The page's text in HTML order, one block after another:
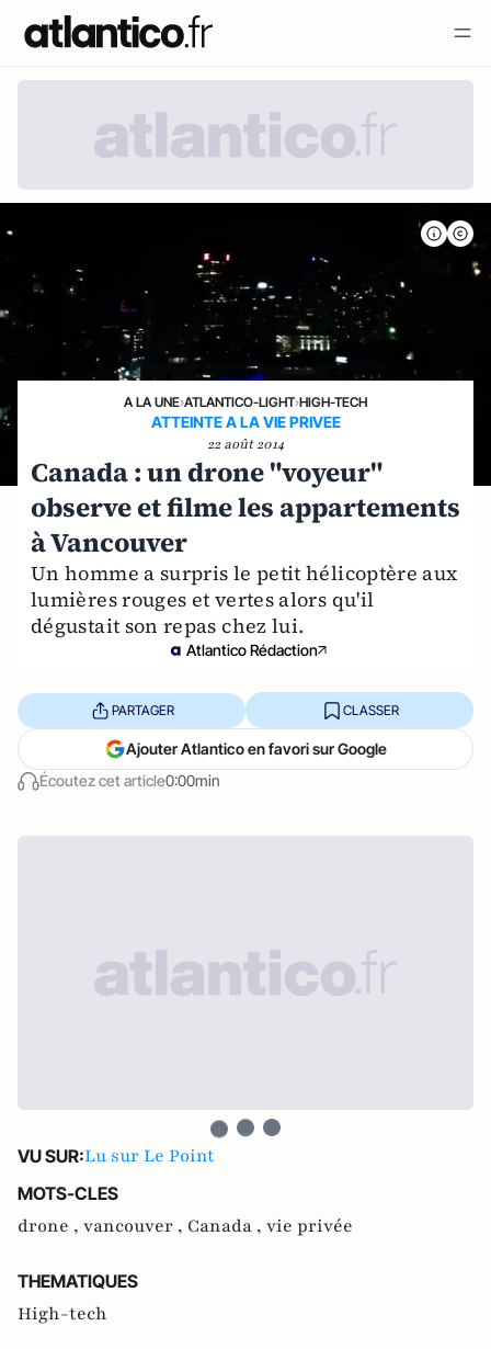
A LA UNE›ATLANTICO-LIGHT›HIGH-TECH
ATTEINTE A LA VIE PRIVEE
22 août 2014
Canada : un drone "voyeur"
observe et filme les appartements
à Vancouver
Un homme a surpris le petit hélicoptère aux
lumières rouges et vertes alors qu'il
dégustait son repas chez lui.
Atlantico Rédaction
Écoutez cet article0:00min
PARTAGER CLASSER
Ajouter Atlantico en favori sur Google
VU SUR:Lu sur Le Point
MOTS-CLES
drone , vancouver , Canada , vie privée
THEMATIQUES
High-tech